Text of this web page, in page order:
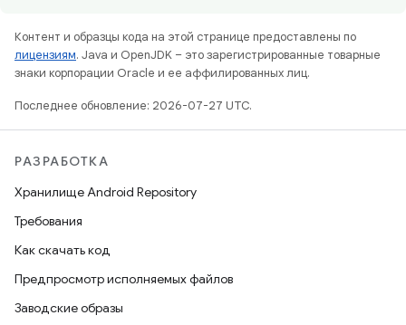
Контент и образцы кода на этой странице предоставлены по
лицензиям. Java и OpenJDK – это зарегистрированные товарные
знаки корпорации Oracle и ее аффилированных лиц.
Последнее обновление: 2026-07-27 UTC.
РАЗРАБОТКА
Хранилище Android Repository
Требования
Как скачать код
Предпросмотр исполняемых файлов
Заводские образы